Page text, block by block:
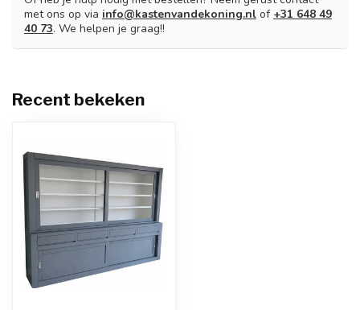
met ons op via info@kastenvandekoning.nl of +31 648 49
40 73. We helpen je graag!!
Recent bekeken